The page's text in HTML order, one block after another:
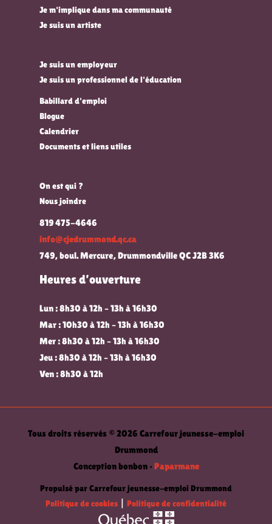
Je m'implique dans ma communauté
Je suis un artiste
Je suis un employeur
Je suis un professionnel de l'éducation
Babillard d'emploi
Blogue
Calendrier
Documents et liens utiles
On est qui ?
Nous joindre
819 475-4646
info@cjedrummond.qc.ca
749, boul. Mercure, Drummondville QC J2B 3K6
Heures d’ouverture
Lun : 8h30 à 12h – 13h à 16h30
Mar : 10h30 à 12h – 13h à 16h30
Mer : 8h30 à 12h – 13h à 16h30
Jeu : 8h30 à 12h – 13h à 16h30
Ven : 8h30 à 12h
Tous droits réservés © 2026 Carrefour jeunesse-emploi
Drummond
Conception bonbon • Paparmane
Propulsé par Carrefour jeunesse-emploi Drummond
Politique de cookies
Politique de confidentialité